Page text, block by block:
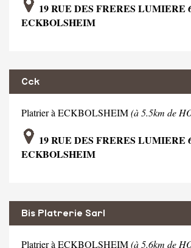
19 RUE DES FRERES LUMIERE
ECKBOLSHEIM
Cck
Platrier à ECKBOLSHEIM(à 5.5km de
19 RUE DES FRERES LUMIERE
ECKBOLSHEIM
Bis Platrerie Sarl
Platrier à ECKBOLSHEIM(à 5.6km de